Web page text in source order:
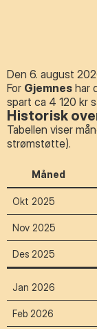
Den 6. august
For Gjemnes har
spart ca 4 120 kr
Historisk
Tabellen viser
strømstøtte).
Måned
Okt 2025
Nov 2025
Des 2025
Jan 2026
Feb 2026